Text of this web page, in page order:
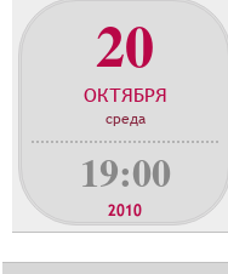
к
р
о
в
20
ОКТЯБРЯ
среда
19:00
2010